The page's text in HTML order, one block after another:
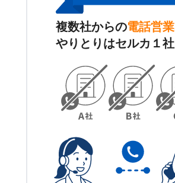
複数社からの電話営
やりとりはセルカ１